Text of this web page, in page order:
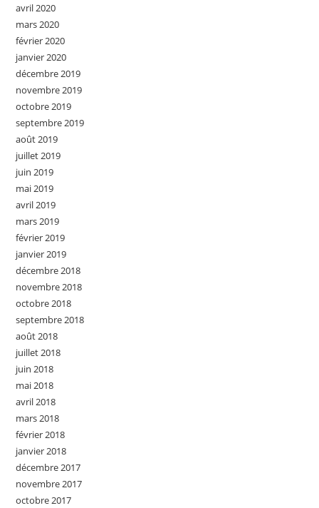
avril 2020
mars 2020
février 2020
janvier 2020
décembre 2019
novembre 2019
octobre 2019
septembre 2019
août 2019
juillet 2019
juin 2019
mai 2019
avril 2019
mars 2019
février 2019
janvier 2019
décembre 2018
novembre 2018
octobre 2018
septembre 2018
août 2018
juillet 2018
juin 2018
mai 2018
avril 2018
mars 2018
février 2018
janvier 2018
décembre 2017
novembre 2017
octobre 2017